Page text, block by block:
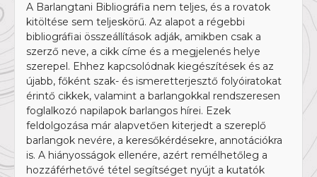
A Barlangtani Bibliográfia nem teljes, és a rovatok
kitöltése sem teljeskörű. Az alapot a régebbi
bibliográfiai összeállítások adják, amikben csak a
szerző neve, a cikk címe és a megjelenés helye
szerepel. Ehhez kapcsolódnak kiegészítések és az
újabb, főként szak- és ismeretterjesztő folyóiratokat
érintő cikkek, valamint a barlangokkal rendszeresen
foglalkozó napilapok barlangos hírei. Ezek
feldolgozása már alapvetően kiterjedt a szereplő
barlangok nevére, a keresőkérdésekre, annotációkra
is. A hiányosságok ellenére, azért remélhetőleg a
hozzáférhetővé tétel segítséget nyújt a kutatók